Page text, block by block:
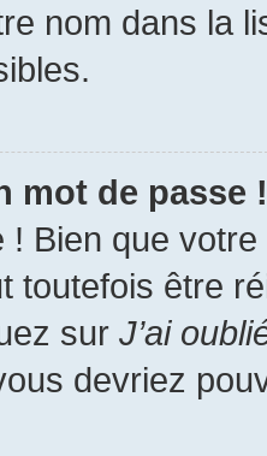
nom dans la
mot de passe !
! Bien que
toutefois être
sur J’ai
devriez